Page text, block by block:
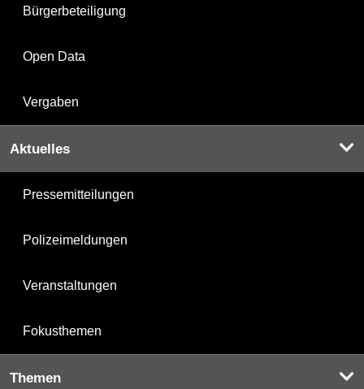
Bürgerbeteiligung
Open Data
Vergaben
Aktuelles
Pressemitteilungen
Polizeimeldungen
Veranstaltungen
Fokusthemen
Themen